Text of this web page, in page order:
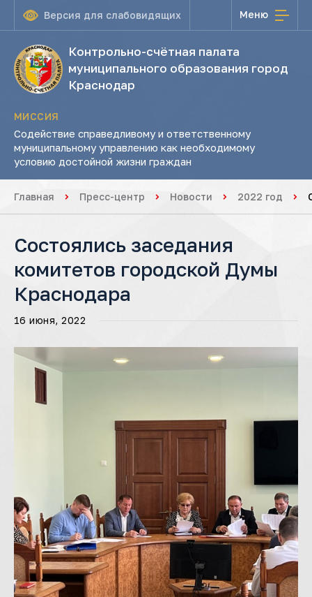
Версия для слабовидящих Меню
Контрольно-счётная палата
муниципального образования город
Краснодар
МИССИЯ
Содействие справедливому и ответственному
муниципальному управлению как необходимому
условию достойной жизни граждан
Главная Пресс-центр Новости 2022 год
Состоялись заседания
комитетов городской Думы
Краснодара
16 июня, 2022